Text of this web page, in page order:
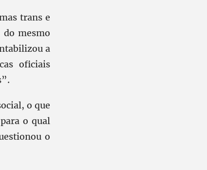
trans e
do mesmo
a
oficiais
o que
o qual
o